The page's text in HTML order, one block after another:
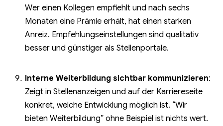
Wer einen Kollegen empfiehlt und nach sechs
Monaten eine Prämie erhält, hat einen starken
Anreiz. Empfehlungseinstellungen sind qualitativ
besser und günstiger als Stellenportale.
Interne Weiterbildung sichtbar kommunizieren:
Zeigt in Stellenanzeigen und auf der Karriereseite
konkret, welche Entwicklung möglich ist. “Wir
bieten Weiterbildung” ohne Beispiel ist nichts wert.